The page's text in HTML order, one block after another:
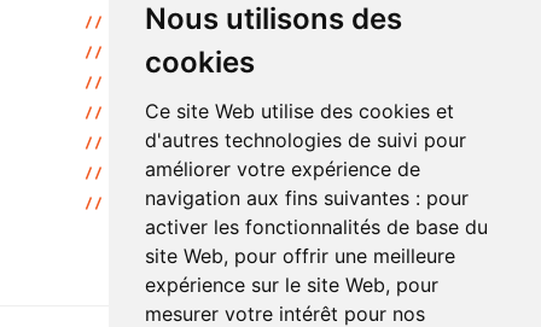
Nous utilisons des
cookies
Ce site Web utilise des cookies et
d'autres technologies de suivi pour
améliorer votre expérience de
navigation aux fins suivantes : pour
activer les fonctionnalités de base du
site Web, pour offrir une meilleure
expérience sur le site Web, pour
mesurer votre intérêt pour nos
Novembre 2015(11)
Octobre 2015(9)
Juillet 2015(2)
Juin 2015(2)
Mai 2015(2)
Avril 2015(1)